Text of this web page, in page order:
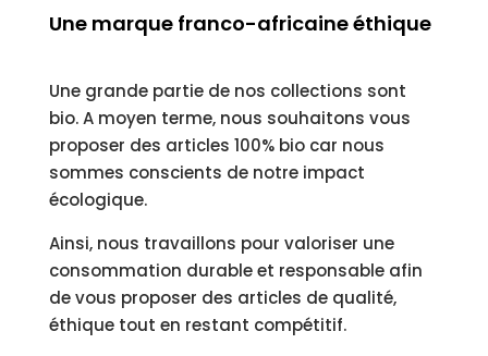
Une marque franco-africaine éthique
Une grande partie de nos collections sont
bio. A moyen terme, nous souhaitons vous
proposer des articles 100% bio car nous
sommes conscients de notre impact
écologique.
Ainsi, nous travaillons pour valoriser une
consommation durable et responsable afin
de vous proposer des articles de qualité,
éthique tout en restant compétitif.